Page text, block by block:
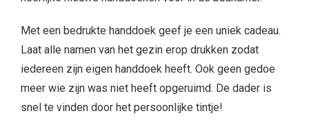
Met een bedrukte handdoek geef je een uniek cadeau.
Laat alle namen van het gezin erop drukken zodat
iedereen zijn eigen handdoek heeft. Ook geen gedoe
meer wie zijn was niet heeft opgeruimd. De dader is
snel te vinden door het persoonlijke tintje!